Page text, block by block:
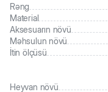
Rəng
Material
Aksesuarın növü
Məhsulun növü
İtin ölçüsü
Heyvan növü